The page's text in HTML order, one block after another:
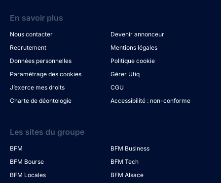
En savoir plus
Nous contacter
Devenir annonceur
Recrutement
Mentions légales
Données personnelles
Politique cookie
Paramétrage des cookies
Gérer Utiq
J’exerce mes droits
CGU
Charte de déontologie
Accessibilité : non-conforme
Les sites du groupe
BFM
BFM Business
BFM Bourse
BFM Tech
BFM Locales
BFM Alsace